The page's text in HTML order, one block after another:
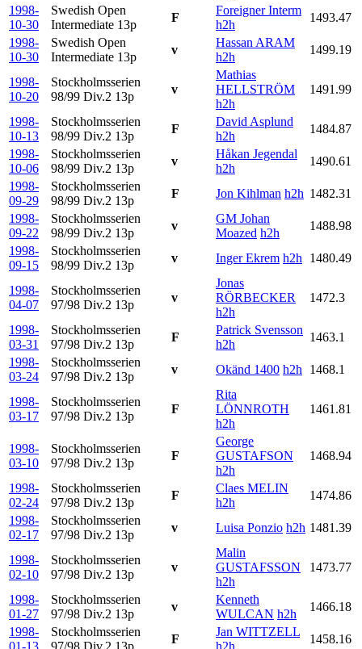
1998-
10-30
Swedish Open
Intermediate 13p
F
Foreigner Interm
h2h
1493.47
1998-
10-30
Swedish Open
Intermediate 13p
v
Hassan ARAM
h2h
1499.19
1998-
10-20
Stockholmsserien
98/99 Div.2 13p
v
Mathias
HELLSTRÖM
h2h
1491.99
1998-
10-13
Stockholmsserien
98/99 Div.2 13p
F
David Asplund
h2h
1484.87
1998-
10-06
Stockholmsserien
98/99 Div.2 13p
v
Håkan Jegendal
h2h
1490.61
1998-
09-29
Stockholmsserien
98/99 Div.2 13p
F Jon Kihlman h2h 1482.31
1998-
09-22
Stockholmsserien
98/99 Div.2 13p
v
GM Johan
Moazed h2h
1488.98
1998-
09-15
Stockholmsserien
98/99 Div.2 13p
v Inger Ekrem h2h 1480.49
1998-
04-07
Stockholmsserien
97/98 Div.2 13p
v
Jonas
RÖRBECKER
h2h
1472.3
1998-
03-31
Stockholmsserien
97/98 Div.2 13p
F
Patrick Svensson
h2h
1463.1
1998-
03-24
Stockholmsserien
97/98 Div.2 13p
v Okänd 1400 h2h 1468.1
1998-
03-17
Stockholmsserien
97/98 Div.2 13p
F
Rita
LÖNNROTH
h2h
1461.81
1998-
03-10
Stockholmsserien
97/98 Div.2 13p
F
George
GUSTAFSON
h2h
1468.94
1998-
02-24
Stockholmsserien
97/98 Div.2 13p
F
Claes MELIN
h2h
1474.86
1998-
02-17
Stockholmsserien
97/98 Div.2 13p
v Luisa Ponzio h2h 1481.39
1998-
02-10
Stockholmsserien
97/98 Div.2 13p
v
Malin
GUSTAFSSON
h2h
1473.77
1998-
01-27
Stockholmsserien
97/98 Div.2 13p
v
Kenneth
WULCAN h2h
1466.18
1998-
01-13
Stockholmsserien
97/98 Div.2 13p
F
Jan WITTZELL
h2h
1458.16